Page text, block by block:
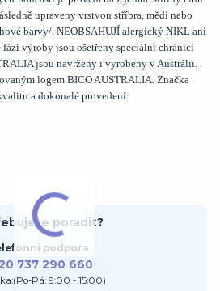
upraveny vrstvou stříbra, mědi nebo
barvy/. NEOBSAHUJÍ alergický NIKL ani
výroby jsou ošetřeny speciální chránící
jsou navrženy i vyrobeny v Austrálii.
logem BICO AUSTRALIA. Značka
a dokonalé provedení.
poradit?
podpora
737 290 660
Pá: 9:00 - 15:00)